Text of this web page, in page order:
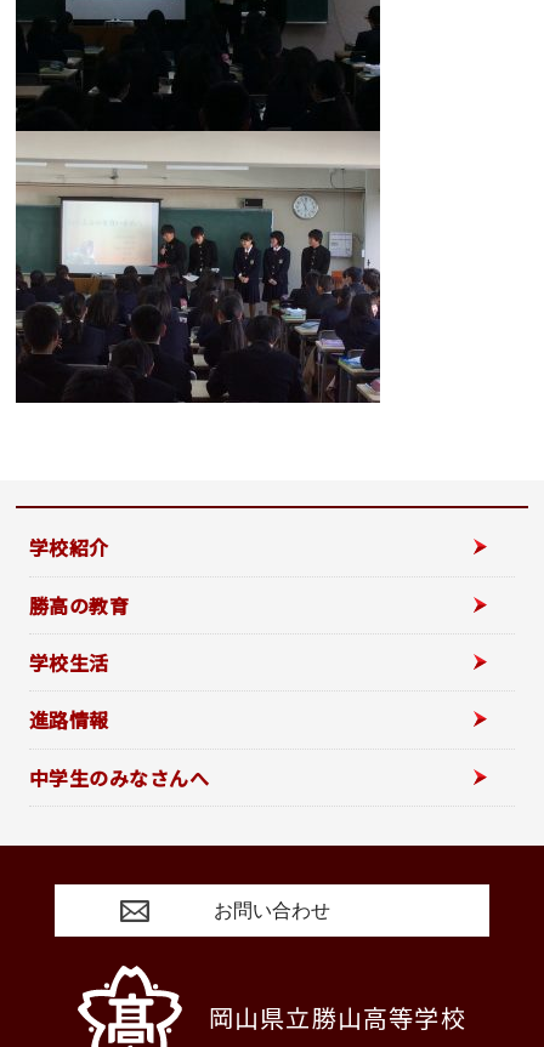
学校紹介
勝高の教育
学校生活
進路情報
中学生のみなさんへ
岡山県立勝山高等学校
お問い合わせ